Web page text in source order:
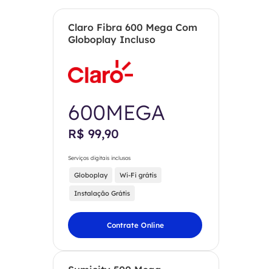
Claro Fibra 600 Mega Com
Globoplay Incluso
600MEGA
R$ 99,90
Serviços digitais inclusos
Globoplay Wi-Fi grátis
Instalação Grátis
Contrate Online